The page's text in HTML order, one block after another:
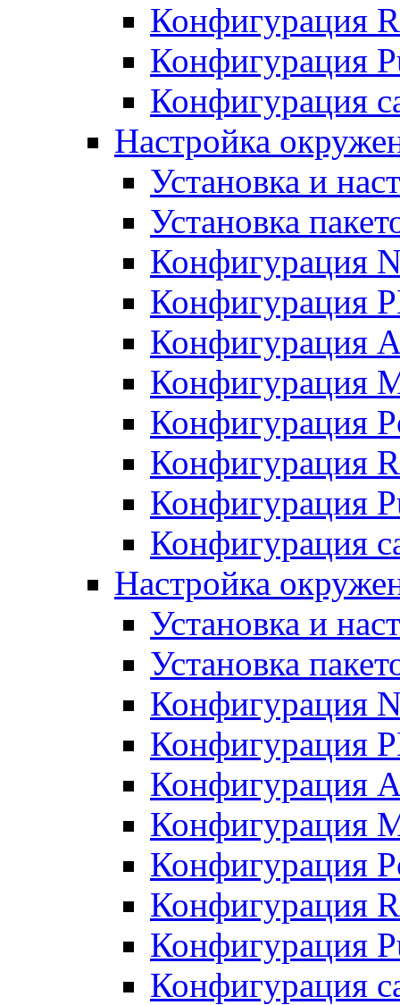
Конфигурация
Конфигурация
Конфигурация
Настройка
Установка и
Установка
Конфигурация
Конфигурация
Конфигурация
Конфигурация
Конфигурация
Конфигурация
Конфигурация
Конфигурация
Настройка
Установка и
Установка
Конфигурация
Конфигурация
Конфигурация
Конфигурация
Конфигурация
Конфигурация
Конфигурация
Конфигурация